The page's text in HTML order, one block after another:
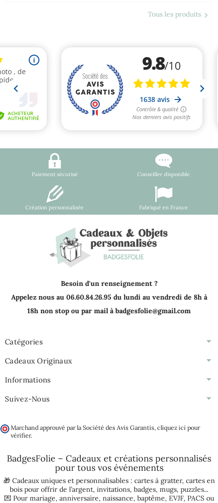
Tous les produits
Paiement sécurisé Conseiller disponible
Création personnalisée Fabriqué en France
Besoin d'un renseignement ?
Appelez nous au 06.60.84.26.95 du lundi au vendredi de 8h à
18h non stop ou par mail à badgesfolie@gmail.com
Catégories
Cadeaux Originaux
Informations
Suivez-Nous
Marchand approuvé par la Société des Avis Garantis, cliquez ici pour
vérifier.
BadgesFolie – Cadeaux et créations personnalisés
pour tous vos événements
🎁 Cadeaux uniques et personnalisables : cartes à gratter, cartes en
bois pour offrir de l’argent, invitations, badges, mugs, puzzles...
💌 Pour mariage, anniversaire, naissance, baptême, EVJF, PACSou